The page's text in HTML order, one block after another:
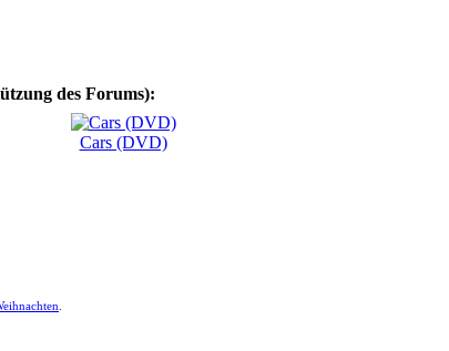
des Forums):
Cars (DVD)